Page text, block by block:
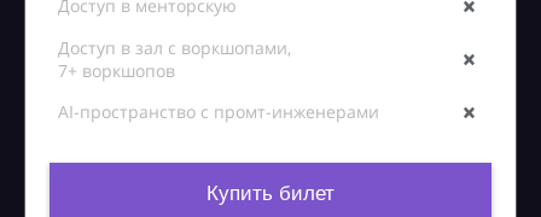
Доступ в менторскую
Доступ в зал с воркшопами,
7+ воркшопов
AI-пространство с промт-инженерами
Купить билет